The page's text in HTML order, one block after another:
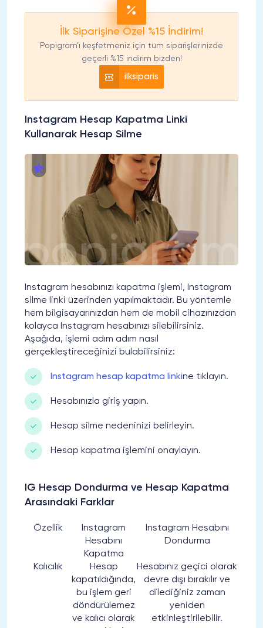
İlk Siparişine Özel %15 İndirim!
Popigram’ı keşfetmeniz için tüm siparişlerinizde
geçerli %15 indirim bizden!
ilksiparis
Instagram Hesap Kapatma Linki
Kullanarak Hesap Silme
Instagram hesabınızı kapatma işlemi, Instagram
silme linki üzerinden yapılmaktadır. Bu yöntemle
hem bilgisayarınızdan hem de mobil cihazınızdan
kolayca Instagram hesabınızı silebilirsiniz.
Aşağıda, işlemi adım adım nasıl
gerçekleştireceğinizi bulabilirsiniz:
Instagram hesap kapatma linkine tıklayın.
Hesabınızla giriş yapın.
Hesap silme nedeninizi belirleyin.
Hesap kapatma işlemini onaylayın.
IG Hesap Dondurma ve Hesap Kapatma
Arasındaki Farklar
Özellik
Instagram
Hesabını
Kapatma
Instagram Hesabını
Dondurma
Kalıcılık
Hesap
kapatıldığında,
bu işlem geri
döndürülemez
ve kalıcı olarak
Hesabınız geçici olarak
devre dışı bırakılır ve
dilediğiniz zaman
yeniden
etkinleştirilebilir.